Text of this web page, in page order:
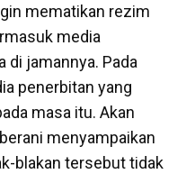
mematikan rezim
media
di jamannya. Pada
penerbitan yang
masa itu. Akan
menyampaikan
blakan tersebut tidak